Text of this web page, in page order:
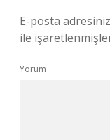
E-posta
ile
Yorum